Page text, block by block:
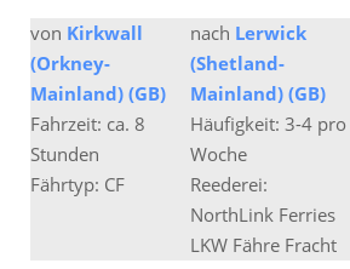
von Kirkwall
(Orkney-
Mainland) (GB)
nach Lerwick
(Shetland-
Mainland) (GB)
Fahrzeit: ca. 8
Stunden
Häufigkeit: 3-4 pro
Woche
Fährtyp: CF
Reederei:
NorthLink Ferries
LKW Fähre Fracht